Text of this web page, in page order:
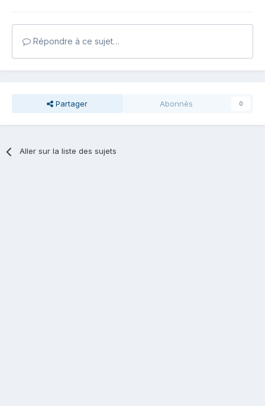
Répondre à ce sujet…
Partager Abonnés 0
Aller sur la liste des sujets